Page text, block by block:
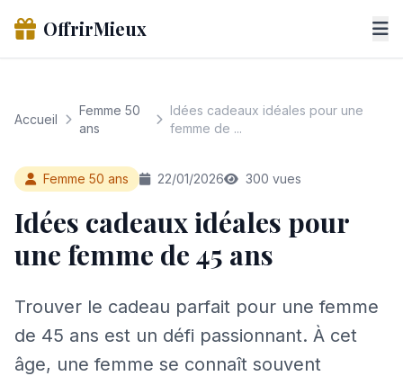
OffrirMieux
Accueil
Femme 50
ans
Idées cadeaux idéales pour une
femme de ...
Femme 50 ans 22/01/2026 300 vues
Idées cadeaux idéales pour
une femme de 45 ans
Trouver le cadeau parfait pour une femme
de 45 ans est un défi passionnant. À cet
âge, une femme se connaît souvent